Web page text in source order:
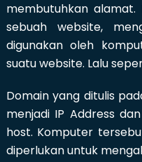
membutuhkan
sebuah website,
digunakan oleh
suatu website. Lalu
Domain yang ditulis
menjadi IP Address
host. Komputer
diperlukan untuk